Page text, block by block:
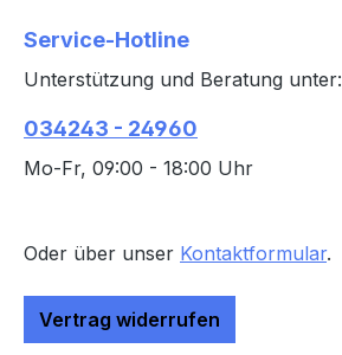
Service-Hotline
Unterstützung und Beratung unter:
034243 - 24960
Mo-Fr, 09:00 - 18:00 Uhr
Oder über unser Kontaktformular.
Vertrag widerrufen